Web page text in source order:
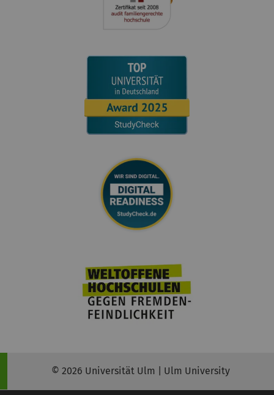
© 2026 Universität Ulm | Ulm University